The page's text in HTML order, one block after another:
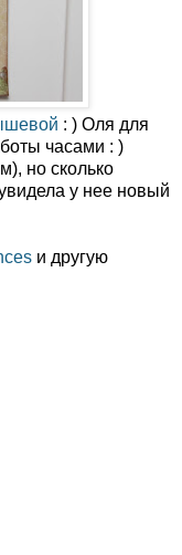
: ) Оля для
часами : )
но сколько
у нее новый
и другую